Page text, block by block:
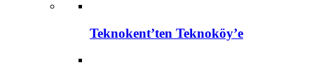
Teknokent’ten Teknoköy’e